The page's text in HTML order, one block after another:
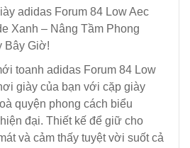
adidas Forum 84 Low Aec
Xanh – Nâng Tầm Phong
Bây Giờ!
toanh adidas Forum 84 Low
giày của bạn với cặp giày
quyện phong cách biểu
đại. Thiết kế để giữ cho
và cảm thấy tuyệt vời suốt cả